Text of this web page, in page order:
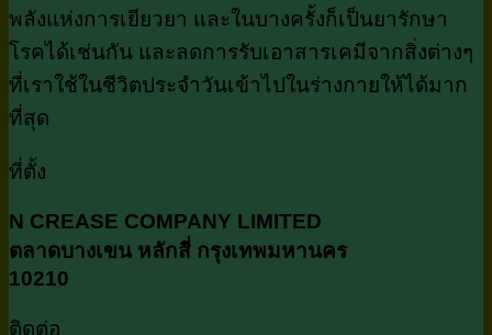
พลังแห่งการเยียวยา และในบางครั้งก็เป็นยารักษา
โรคได้เช่นกัน และลดการรับเอาสารเคมีจากสิ่งต่างๆ
ที่เราใช้ในชีวิตประจำวันเข้าไปในร่างกายให้ได้มาก
ที่สุด
ที่ตั้ง
N CREASE COMPANY LIMITED
ตลาดบางเขน หลักสี่ กรุงเทพมหานคร
10210
ติดต่อ